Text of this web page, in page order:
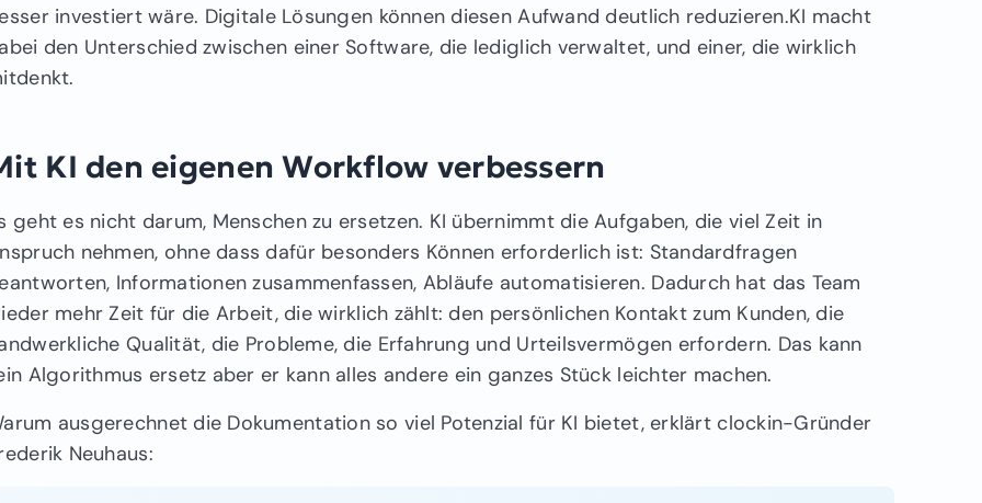
investiert wäre. Digitale Lösungen können diesen Aufwand deutlich reduzieren.KI macht
den Unterschied zwischen einer Software, die lediglich verwaltet, und einer, die wirklich
KI den eigenen Workflow verbessern
geht es nicht darum, Menschen zu ersetzen. KI übernimmt die Aufgaben, die viel Zeit in
nehmen, ohne dass dafür besonders Können erforderlich ist: Standardfragen
Informationen zusammenfassen, Abläufe automatisieren. Dadurch hat das Team
mehr Zeit für die Arbeit, die wirklich zählt: den persönlichen Kontakt zum Kunden, die
Qualität, die Probleme, die Erfahrung und Urteilsvermögen erfordern. Das kann
Algorithmus ersetz aber er kann alles andere ein ganzes Stück leichter machen.
ausgerechnet die Dokumentation so viel Potenzial für KI bietet, erklärt clockin-Gründer
Neuhaus: